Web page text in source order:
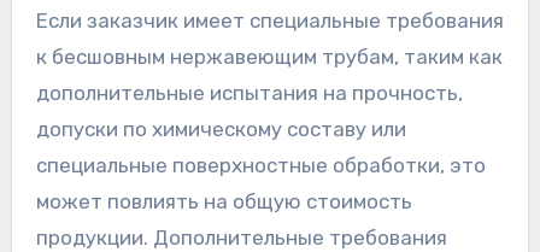
Если заказчик имеет специальные требования
к бесшовным нержавеющим трубам, таким как
дополнительные испытания на прочность,
допуски по химическому составу или
специальные поверхностные обработки, это
может повлиять на общую стоимость
продукции. Дополнительные требования